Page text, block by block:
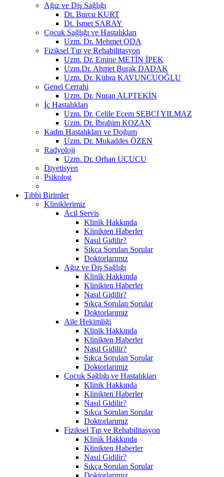
Ağız ve Diş Sağlığı
Dt. Burcu KURT
Dt. İsmet SARAY
Çocuk Sağlığı ve Hastalıkları
Uzm. Dr. Mehmet ODA
Fiziksel Tıp ve Rehabilitasyon
Uzm. Dr. Emine METİN İPEK
Uzm.Dr. Ahmet Burak DADAK
Uzm. Dr. Kübra KAVUNCUOĞLU
Genel Cerrahi
Uzm. Dr. Nuran ALPTEKİN
İç Hastalıkları
Uzm. Dr. Celile Ecem ŞEBCİ YILMAZ
Uzm. Dr. İbrahim KOZAN
Kadın Hastalıkları ve Doğum
Uzm. Dr. Mukaddes ÖZEN
Radyoloji
Uzm. Dr. Orhan UÇUCU
Diyetisyen
Psikolog
Tıbbi Birimler
Kliniklerimiz
Acil Servis
Klinik Hakkında
Klinikten Haberler
Nasıl Gidilir?
Sıkça Sorulan Sorular
Doktorlarımız
Ağız ve Diş Sağlığı
Klinik Hakkında
Klinikten Haberler
Nasıl Gidilir?
Sıkça Sorulan Sorular
Doktorlarımız
Aile Hekimliği
Klinik Hakkında
Klinikten Haberler
Nasıl Gidilir?
Sıkça Sorulan Sorular
Doktorlarımız
Çocuk Sağlığı ve Hastalıkları
Klinik Hakkında
Klinikten Haberler
Nasıl Gidilir?
Sıkça Sorulan Sorular
Doktorlarımız
Fiziksel Tıp ve Rehabilitasyon
Klinik Hakkında
Klinikten Haberler
Nasıl Gidilir?
Sıkça Sorulan Sorular
Doktorlarımız